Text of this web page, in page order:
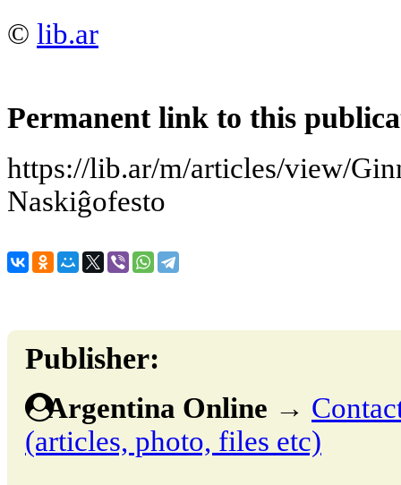
© lib.ar
Permanent link to this
https://lib.ar/m/articles/view/
Naskiĝofesto
Publisher:
Argentina Online →
(articles, photo, files etc)